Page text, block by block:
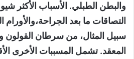
والبطن الطبلي. الأسباب الأكثر
التصاقات ما بعد الجراحة،والأورام
سبيل المثال، من سرطان القولون
المعقد. تشمل المسببات الأخرى